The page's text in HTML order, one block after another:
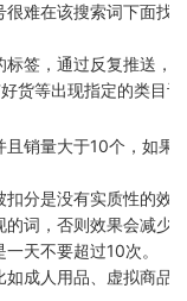
难在该搜索词下面找
签，通过反复推送，
货等出现指定的类目
销量大于10个，如果
分是没有实质性的效
词，否则效果会减少
天不要超过10次。
成人用品、虚拟商品